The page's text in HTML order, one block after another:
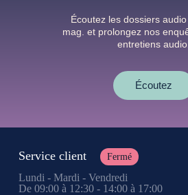
Écoutez les dossiers audio
mag. et prolongez nos
entretiens audio.
Écoutez
Service client Fermé
Lundi - Mardi - Vendredi
De 09:00 à 12:30 - 14:00 à 17:00